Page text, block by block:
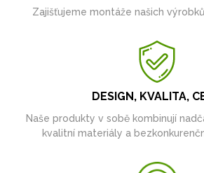
Zajišťujeme montáže našich
DESIGN, KVALITA,
Naše produkty v sobě kombinují
kvalitní materiály a